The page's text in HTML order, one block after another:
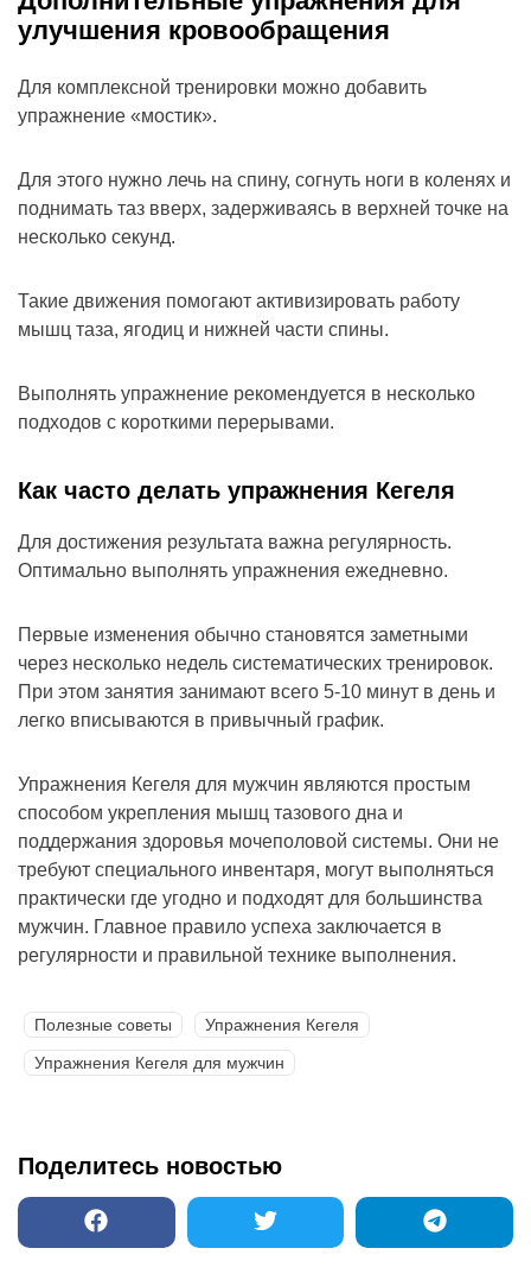
улучшения кровообращения
Для комплексной тренировки можно добавить
упражнение «мостик».
Для этого нужно лечь на спину, согнуть ноги в коленях и
поднимать таз вверх, задерживаясь в верхней точке на
несколько секунд.
Такие движения помогают активизировать работу
мышц таза, ягодиц и нижней части спины.
Выполнять упражнение рекомендуется в несколько
подходов с короткими перерывами.
Как часто делать упражнения Кегеля
Для достижения результата важна регулярность.
Оптимально выполнять упражнения ежедневно.
Первые изменения обычно становятся заметными
через несколько недель систематических тренировок.
При этом занятия занимают всего 5-10 минут в день и
легко вписываются в привычный график.
Упражнения Кегеля для мужчин являются простым
способом укрепления мышц тазового дна и
поддержания здоровья мочеполовой системы. Они не
требуют специального инвентаря, могут выполняться
практически где угодно и подходят для большинства
мужчин. Главное правило успеха заключается в
регулярности и правильной технике выполнения.
Полезные советы
Упражнения Кегеля
Упражнения Кегеля для мужчин
Поделитесь новостью